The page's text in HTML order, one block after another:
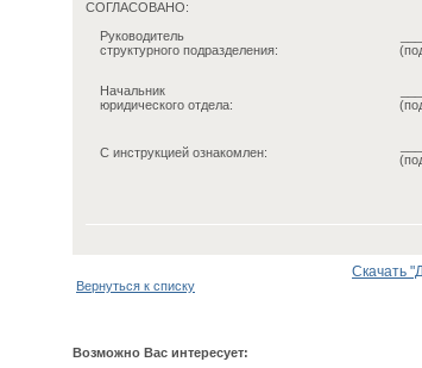
СОГЛАСОВАНО:
Руководитель
структурного подразделения:
Начальник
юридического отдела:
С инструкцией ознакомлен:
Вернуться к списку
Скачать
Возможно Вас интересует: